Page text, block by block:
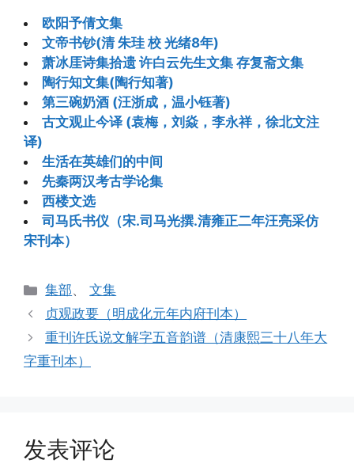
欧阳予倩文集
文帝书钞(清 朱珪 校 光绪8年)
萧冰厓诗集拾遗 许白云先生文集 存复斋文集
陶行知文集(陶行知著)
第三碗奶酒 (汪浙成，温小钰著)
古文观止今译 (袁梅，刘焱，李永祥，徐北文注
译)
生活在英雄们的中间
先秦两汉考古学论集
西楼文选
司马氏书仪（宋.司马光撰.清雍正二年汪亮采仿
宋刊本）
分
类
集部、文集
贞观政要（明成化元年内府刊本）
重刊许氏说文解字五音韵谱（清康熙三十八年大
字重刊本）
发表评论